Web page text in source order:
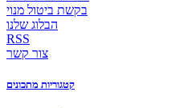
בקשת ביטול מנוי
הבלוג שלנו
RSS
צור קשר
קטגוריות מתכונים